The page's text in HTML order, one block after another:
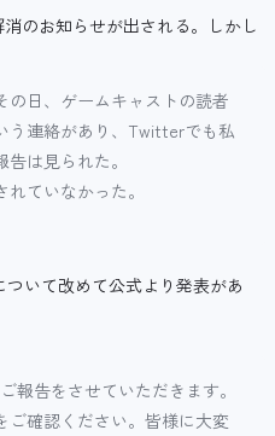
のお知らせが出される。しかし
の日、ゲームキャストの読者
う連絡があり、Twitterでも私
は見られた。
ていなかった。
いて改めて公式より発表があ
報告をさせていただきます。
ご確認ください。皆様に大変